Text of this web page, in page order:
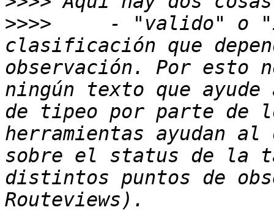
>>>>
- "valido" o
clasificación que
observación. Por esto
ningún texto que
de tipeo por parte de
herramientas ayudan
sobre el status de la
distintos puntos de